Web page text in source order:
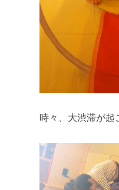
時々、大渋滞が起